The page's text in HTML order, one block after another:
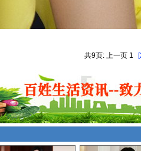
共9页: 上一页 1